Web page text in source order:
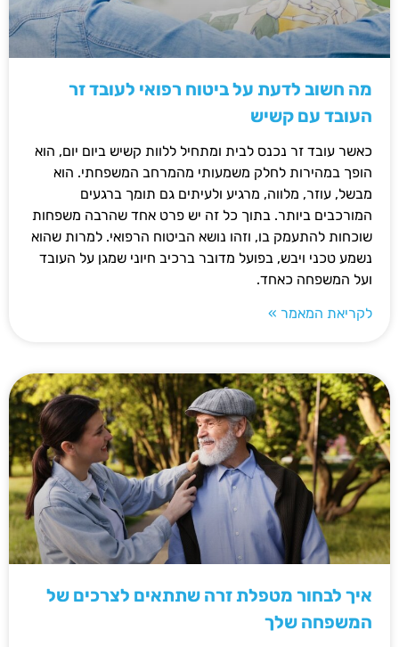
מה חשוב לדעת על ביטוח רפואי לעובד זר
העובד עם קשיש
כאשר עובד זר נכנס לבית ומתחיל ללוות קשיש ביום יום, הוא
הופך במהירות לחלק משמעותי מהמרחב המשפחתי. הוא
מבשל, עוזר, מלווה, מרגיע ולעיתים גם תומך ברגעים
המורכבים ביותר. בתוך כל זה יש פרט אחד שהרבה משפחות
שוכחות להתעמק בו, וזהו נושא הביטוח הרפואי. למרות שהוא
נשמע טכני ויבש, בפועל מדובר ברכיב חיוני שמגן על העובד
ועל המשפחה כאחד.
לקריאת המאמר »
איך לבחור מטפלת זרה שתתאים לצרכים של
המשפחה שלך